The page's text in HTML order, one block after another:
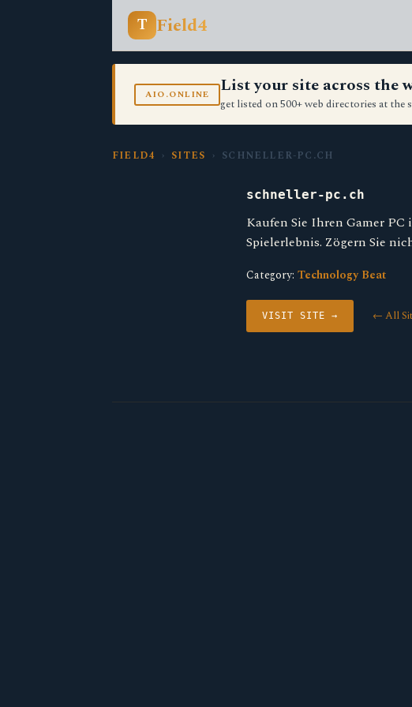
T Field4
AIO.ONLINE List your site across the
get listed on 500+ web directories at the
FIELD4 › SITES › SCHNELLER-PC.CH
schneller-pc.ch
Kaufen Sie Ihren Gamer
Spielerlebnis. Zögern Sie
Category: Technology Beat
VISIT SITE → ← All